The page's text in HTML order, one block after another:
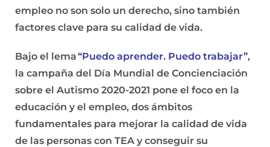
empleo no son solo un derecho, sino también
factores clave para su calidad de vida.
Bajo el lema“Puedo aprender. Puedo trabajar”,
la campaña del Día Mundial de Concienciación
sobre el Autismo 2020-2021 pone el foco en la
educación y el empleo, dos ámbitos
fundamentales para mejorar la calidad de vida
de las personas con TEA y conseguir su